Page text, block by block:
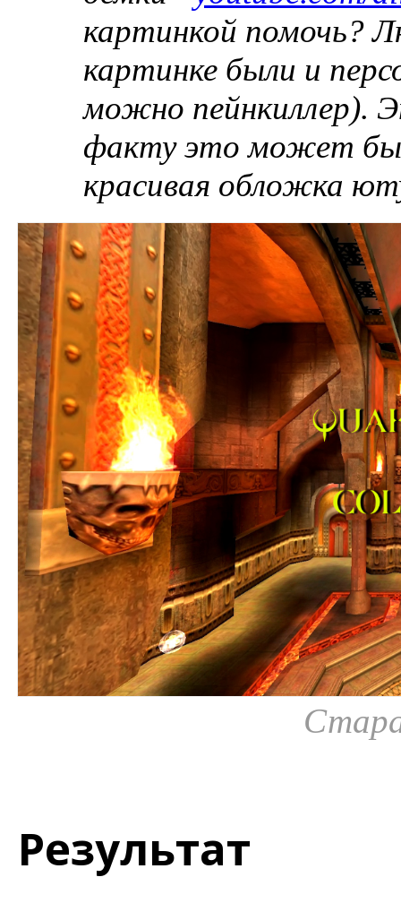
картинкой помочь?
картинке были и
можно пейнкиллер).
факту это может
красивая обложка
Результат